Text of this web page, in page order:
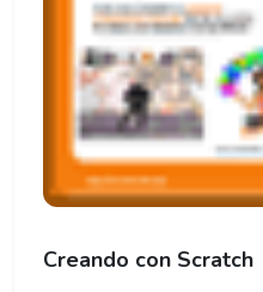
Creando con Scratch